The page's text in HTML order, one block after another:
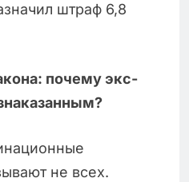
штраф 6,8
почему экс-
не всех.